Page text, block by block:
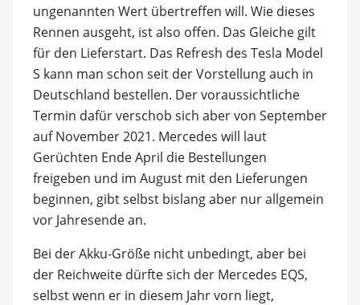
ungenannten Wert übertreffen will. Wie dieses
Rennen ausgeht, ist also offen. Das Gleiche gilt
für den Lieferstart. Das Refresh des Tesla Model
S kann man schon seit der Vorstellung auch in
Deutschland bestellen. Der voraussichtliche
Termin dafür verschob sich aber von September
auf November 2021. Mercedes will laut
Gerüchten Ende April die Bestellungen
freigeben und im August mit den Lieferungen
beginnen, gibt selbst bislang aber nur allgemein
vor Jahresende an.
Bei der Akku-Größe nicht unbedingt, aber bei
der Reichweite dürfte sich der Mercedes EQS,
selbst wenn er in diesem Jahr vorn liegt,